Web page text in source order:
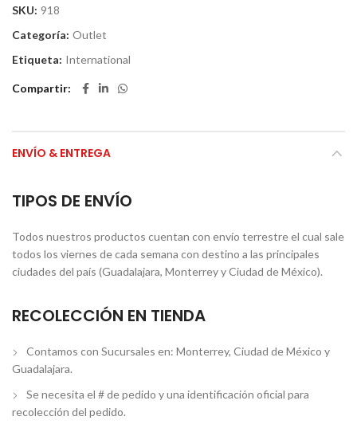
SKU: 918
Categoría: Outlet
Etiqueta: International
Compartir
ENVÍO & ENTREGA
TIPOS DE ENVÍO
Todos nuestros productos cuentan con envío terrestre el cual sale
todos los viernes de cada semana con destino a las principales
ciudades del país (Guadalajara, Monterrey y Ciudad de México).
RECOLECCIÓN EN TIENDA
Contamos con Sucursales en: Monterrey, Ciudad de México y
Guadalajara.
Se necesita el # de pedido y una identificación oficial para
recolección del pedido.